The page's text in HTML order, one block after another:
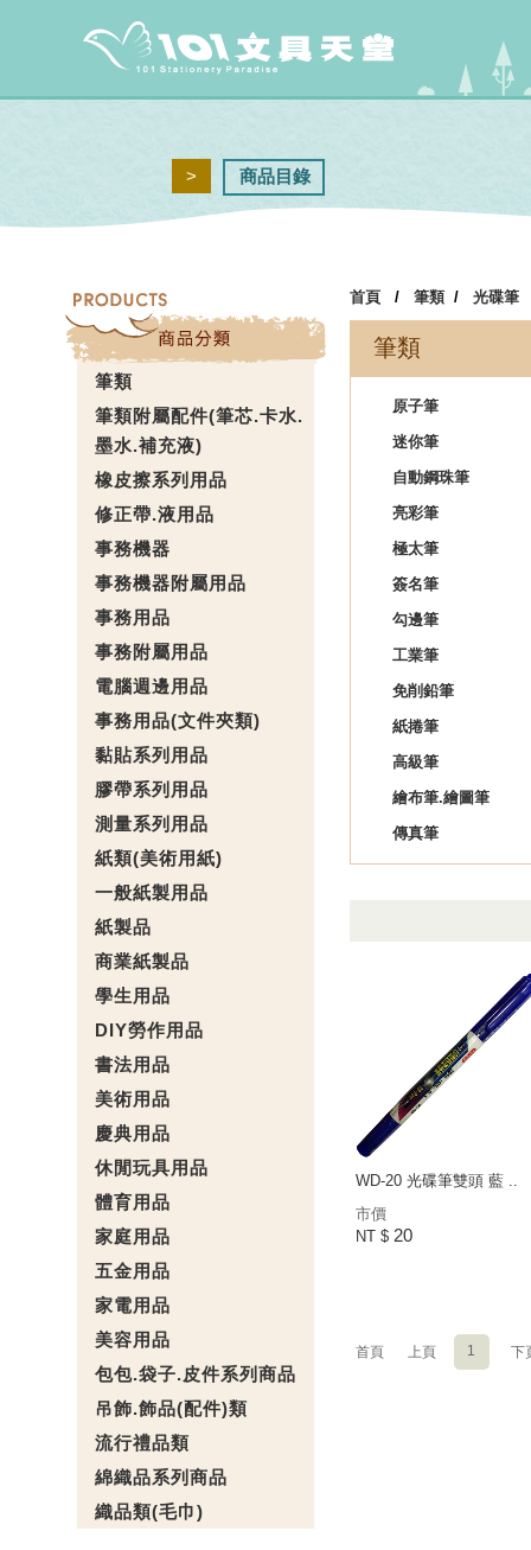
> 商品目錄
筆類
筆類附屬配件(筆芯.卡水.
墨水.補充液)
橡皮擦系列用品
修正帶.液用品
事務機器
事務機器附屬用品
事務用品
事務附屬用品
電腦週邊用品
事務用品(文件夾類)
黏貼系列用品
膠帶系列用品
測量系列用品
紙類(美術用紙)
一般紙製用品
紙製品
商業紙製品
學生用品
DIY勞作用品
書法用品
美術用品
慶典用品
休閒玩具用品
體育用品
家庭用品
五金用品
家電用品
美容用品
包包.袋子.皮件系列商品
吊飾.飾品(配件)類
流行禮品類
綿織品系列商品
織品類(毛巾)
首頁 / 筆類/ 光碟筆
筆類
原子筆
迷你筆
自動鋼珠筆
亮彩筆
極太筆
簽名筆
勾邊筆
工業筆
免削鉛筆
紙捲筆
高級筆
繪布筆.繪圖筆
傳真筆
WD-20 光碟筆雙頭 藍 ..
市價
NT $ 20
首頁 上頁 1 下